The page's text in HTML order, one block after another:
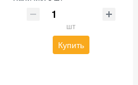
шт
Купить